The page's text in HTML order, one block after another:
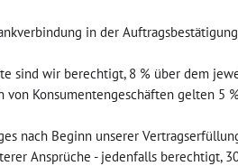
in der
sind wir berechtigt, 8 % über dem
Konsumentengeschäften gelten 5
nach Beginn unserer
Ansprüche - jedenfalls berechtigt,